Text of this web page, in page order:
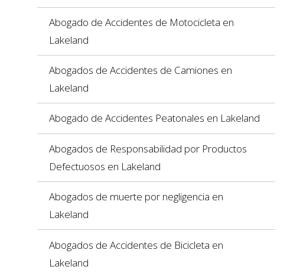
Abogado de Accidentes de Motocicleta en
Lakeland
Abogados de Accidentes de Camiones en
Lakeland
Abogado de Accidentes Peatonales en Lakeland
Abogados de Responsabilidad por Productos
Defectuosos en Lakeland
Abogados de muerte por negligencia en
Lakeland
Abogados de Accidentes de Bicicleta en
Lakeland